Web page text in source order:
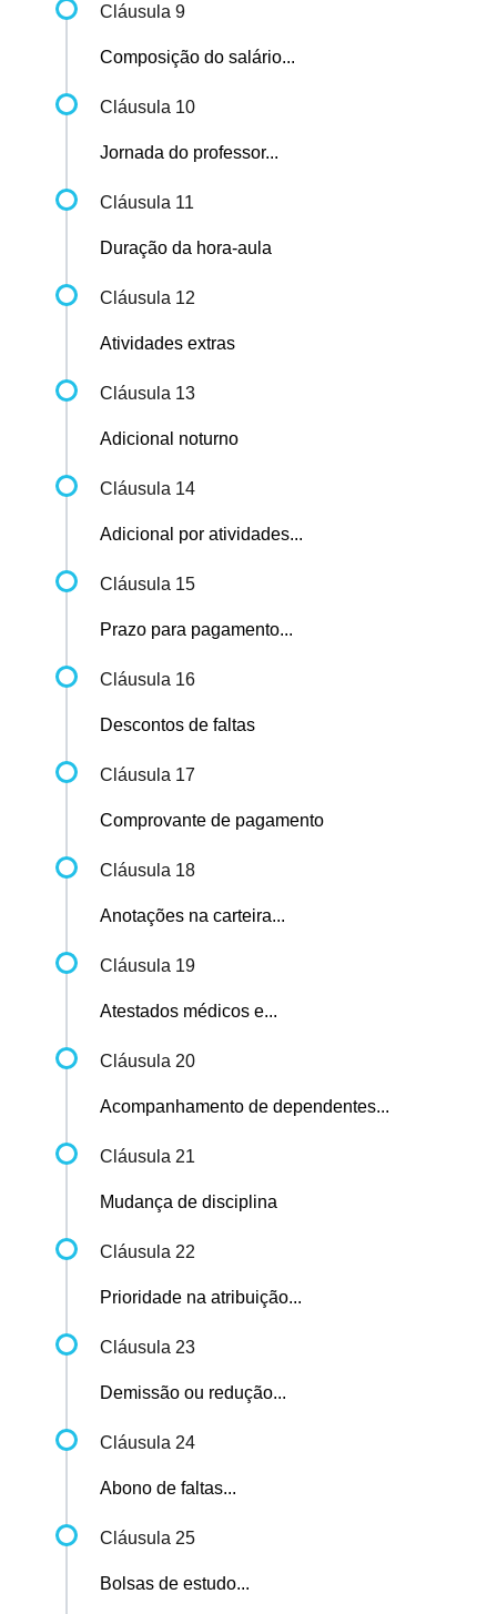
Cláusula 9
Composição do salário...
Cláusula 10
Jornada do professor...
Cláusula 11
Duração da hora-aula
Cláusula 12
Atividades extras
Cláusula 13
Adicional noturno
Cláusula 14
Adicional por atividades...
Cláusula 15
Prazo para pagamento...
Cláusula 16
Descontos de faltas
Cláusula 17
Comprovante de pagamento
Cláusula 18
Anotações na carteira...
Cláusula 19
Atestados médicos e...
Cláusula 20
Acompanhamento de dependentes...
Cláusula 21
Mudança de disciplina
Cláusula 22
Prioridade na atribuição...
Cláusula 23
Demissão ou redução...
Cláusula 24
Abono de faltas...
Cláusula 25
Bolsas de estudo...